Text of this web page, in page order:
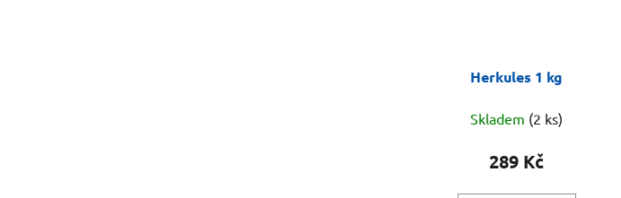
Herkules 1 kg
Skladem (2 ks)
289 Kč